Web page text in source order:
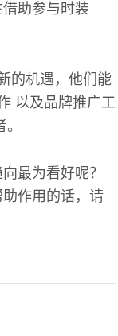
助参与时装
的机遇，他们能
以及品牌推广工
最为看好呢？
作用的话，请